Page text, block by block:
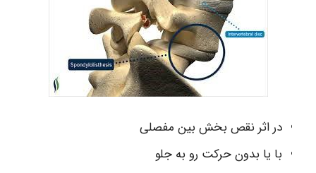
در اثر نقص بخش بین مفصلی
با یا بدون حرکت رو به جلو